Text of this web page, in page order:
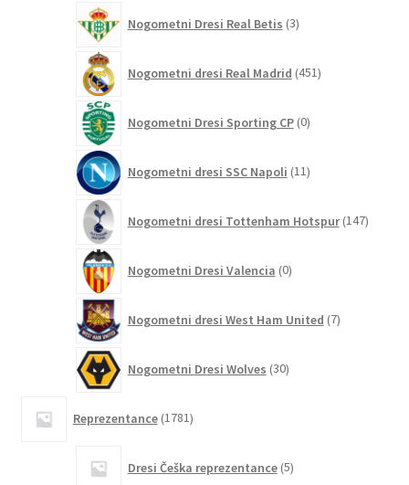
Nogometni Dresi Real Betis 3izdelki
Nogometni dresi Real Madrid 451izdelkov
Nogometni Dresi Sporting CP 0izdelkov
Nogometni dresi SSC Napoli 11izdelkov
Nogometni dresi Tottenham Hotspur 147
Nogometni Dresi Valencia 0izdelkov
Nogometni dresi West Ham United 7izdelkov
Nogometni Dresi Wolves 30izdelkov
Reprezentance 1781izdelkov
Dresi Češka reprezentance 5izdelkov